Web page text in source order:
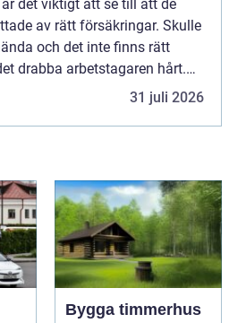
det viktigt att se till att de
av rätt försäkringar. Skulle
och det inte finns rätt
drabba arbetstagaren hårt.
har sina anställda
31 juli 2026
Bygga timmerhus